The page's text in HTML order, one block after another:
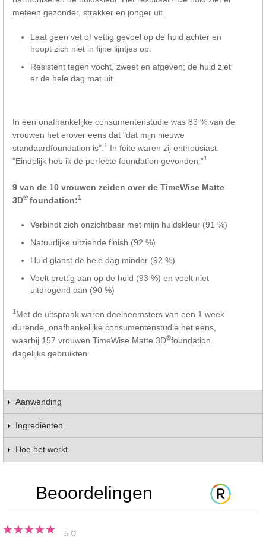
meteen gezonder, strakker en jonger uit.
Laat geen vet of vettig gevoel op de huid achter en
hoopt zich niet in fijne lijntjes op.
Resistent tegen vocht, zweet en afgeven; de huid ziet
er de hele dag mat uit.
In een onafhankelijke consumentenstudie was 83 % van de
vrouwen het erover eens dat "dat mijn nieuwe
standaardfoundation is". 1
In feite waren zij enthousiast:
"Eindelijk heb ik de perfecte foundation gevonden."1
9 van de 10 vrouwen zeiden over de TimeWise Matte
3D® foundation:1
Verbindt zich onzichtbaar met mijn huidskleur (91 %)
Natuurlijke uitziende finish (92 %)
Huid glanst de hele dag minder (92 %)
Voelt prettig aan op de huid (93 %) en voelt niet
uitdrogend aan (90 %)
1 Met de uitspraak waren deelneemsters van een 1 week
durende, onafhankelijke consumentenstudie het eens,
waarbij 157 vrouwen TimeWise Matte 3D®foundation
dagelijks gebruikten.
Aanwending
Ingrediënten
Hoe het werkt
Beoordelingen
5.0